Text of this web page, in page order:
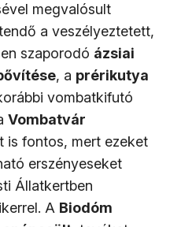
megvalósult
a veszélyeztetett,
szaporodó ázsiai
, a prérikutya
vombatkifutó
Vombatvár
is fontos, mert ezeket
erszényeseket
Állatkertben
A Biodóm